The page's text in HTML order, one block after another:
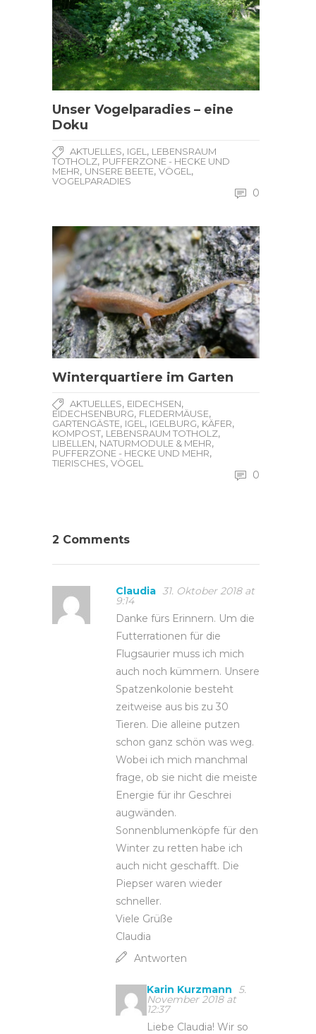
Unser Vogelparadies – eine
Doku
AKTUELLES, IGEL, LEBENSRAUM
TOTHOLZ, PUFFERZONE - HECKE UND
MEHR, UNSERE BEETE, VÖGEL,
VOGELPARADIES
0
Winterquartiere im Garten
AKTUELLES, EIDECHSEN,
EIDECHSENBURG, FLEDERMÄUSE,
GARTENGÄSTE, IGEL, IGELBURG, KÄFER,
KOMPOST, LEBENSRAUM TOTHOLZ,
LIBELLEN, NATURMODULE & MEHR,
PUFFERZONE - HECKE UND MEHR,
TIERISCHES, VÖGEL
0
2 Comments
Claudia 31. Oktober 2018 at
9:14
Danke fürs Erinnern. Um die
Futterrationen für die
Flugsaurier muss ich mich
auch noch kümmern. Unsere
Spatzenkolonie besteht
zeitweise aus bis zu 30
Tieren. Die alleine putzen
schon ganz schön was weg.
Wobei ich mich manchmal
frage, ob sie nicht die meiste
Energie für ihr Geschrei
augwänden.
Sonnenblumenköpfe für den
Winter zu retten habe ich
auch nicht geschafft. Die
Piepser waren wieder
schneller.
Viele Grüße
Claudia
Antworten
Karin Kurzmann 5.
November 2018 at
12:37
Liebe Claudia! Wir so